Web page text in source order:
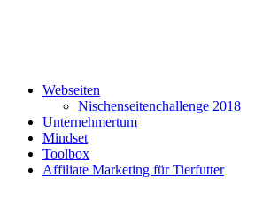
Webseiten
Nischenseitenchallenge 2018
Unternehmertum
Mindset
Toolbox
Affiliate Marketing für Tierfutter